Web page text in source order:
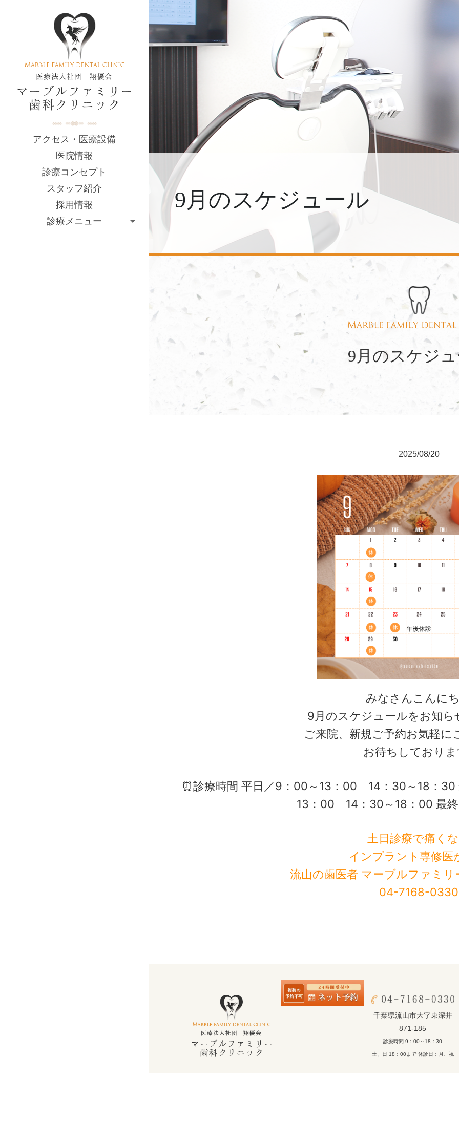
アクセス・医療設備
医院情報
診療コンセプト
スタッフ紹介
採用情報
診療メニュー
9月のスケジュール
9月のスケジ
2025/08/20
みなさんこんに
9月のスケジュールをお知ら
ご来院、新規ご予約お気軽に
お待ちしており
⏰診療時間 平日／9：00～13：00 14：30～18：30
13：00 14：30～18：00 最
土日診療で痛く
インプラント専修医
流山の歯医者 マーブルファミ
04-7168-0330
千葉県流山市大字東深井
871-185
診療時間 9：00～18：30
土、日 18：00まで 休診日：月、祝